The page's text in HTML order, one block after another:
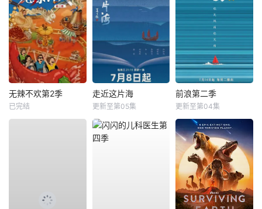
无辣不欢第2季
已完结
走近这片海
更新至第05集
前浪第二季
更新至第04集